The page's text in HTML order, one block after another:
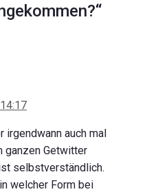
irgendwann auch mal
ganzen Getwitter
selbstverständlich.
welcher Form bei